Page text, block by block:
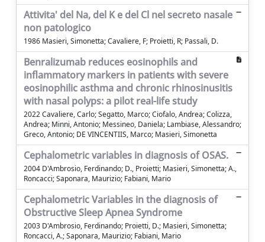
Attivita' del Na, del K e del Cl nel secreto nasale
non patologico
1986 Masieri, Simonetta; Cavaliere, F; Proietti, R; Passali, D.
Benralizumab reduces eosinophils and
inflammatory markers in patients with severe
eosinophilic asthma and chronic rhinosinusitis
with nasal polyps: a pilot real-life study
2022 Cavaliere, Carlo; Segatto, Marco; Ciofalo, Andrea; Colizza,
Andrea; Minni, Antonio; Messineo, Daniela; Lambiase, Alessandro;
Greco, Antonio; DE VINCENTIIS, Marco; Masieri, Simonetta
Cephalometric variables in diagnosis of OSAS.
2004 D'Ambrosio, Ferdinando; D., Proietti; Masieri, Simonetta; A.,
Roncacci; Saponara, Maurizio; Fabiani, Mario
Cephalometric Variables in the diagnosis of
Obstructive Sleep Apnea Syndrome
2003 D'Ambrosio, Ferdinando; Proietti, D.; Masieri, Simonetta;
Roncacci, A.; Saponara, Maurizio; Fabiani, Mario